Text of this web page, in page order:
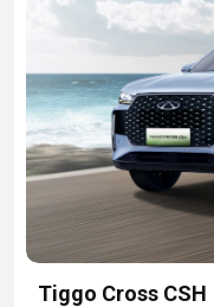
Tiggo Cross CSH